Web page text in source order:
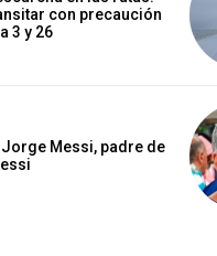
con precaución
3 y 26
Messi, padre de